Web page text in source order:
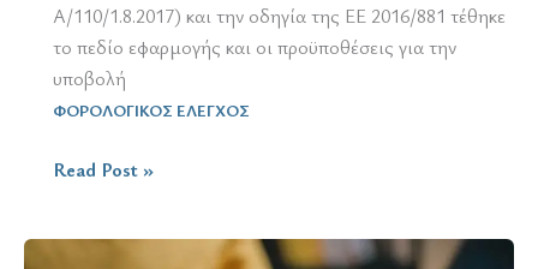
Α/110/1.8.2017) και την οδηγία της ΕΕ 2016/881 τέθηκε
το πεδίο εφαρμογής και οι προϋποθέσεις για την
υποβολή
ΦΟΡΟΛΟΓΙΚΟΣ ΕΛΕΓΧΟΣ
Country
Read Post »